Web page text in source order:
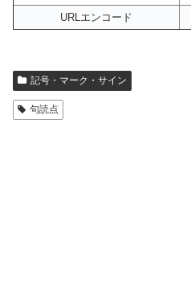
URLエンコード
記号・マーク・サイン
句読点